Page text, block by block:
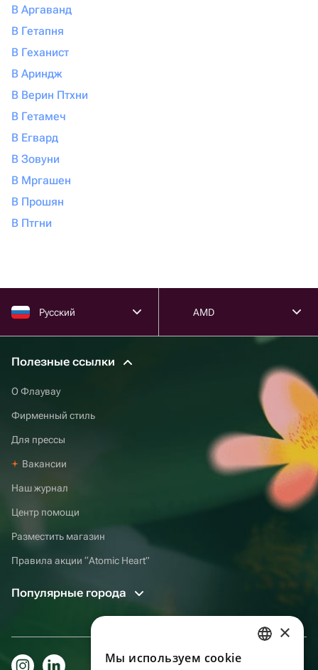
В Аргаванд
В Гетапня
В Геханист
В Ариндж
В Верин Птхни
В Гетамеч
В Егвард
В Зовуни
В Мргашен
В Прошян
В Птгни
Русский AMD
Полезные ссылки
О Флаувау
Фирменный стиль
Для прессы
Вакансии
Наш журнал
Центр помощи
Разместить магазин
Правила акции “Atomic Heart”
Популярные города
×
Мы используем сookie